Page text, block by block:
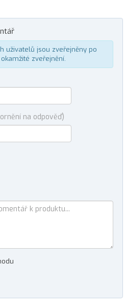
uživatelů jsou zveřejněny po
zveřejnění.
na odpověď)